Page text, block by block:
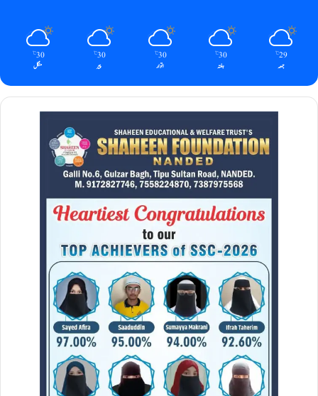
29
℃
جمعہ
30
℃
ہفتہ
30
℃
اتوار
30
℃
پیر
30
℃
منگل